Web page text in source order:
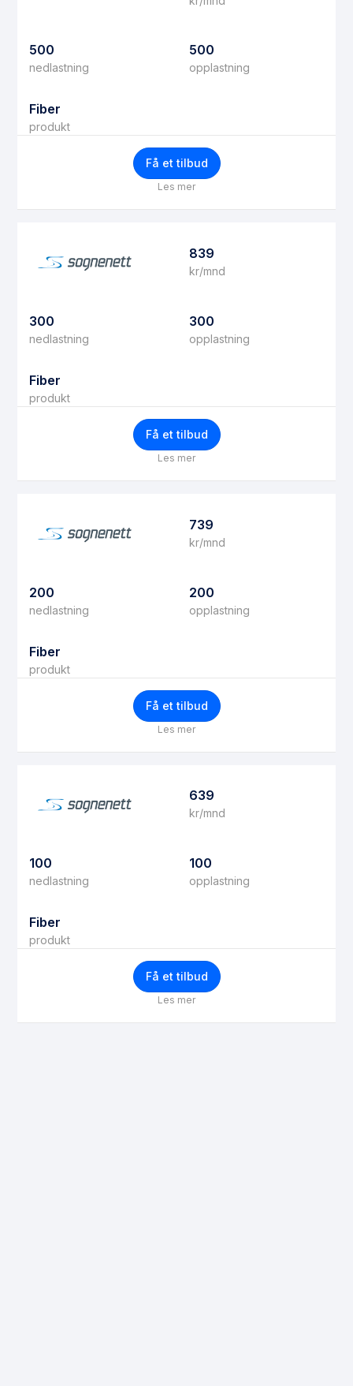
500
nedlastning
500
opplastning
Fiber
produkt
Få et tilbud
Les mer
839
kr/mnd
300
nedlastning
300
opplastning
Fiber
produkt
Få et tilbud
Les mer
739
kr/mnd
200
nedlastning
200
opplastning
Fiber
produkt
Få et tilbud
Les mer
639
kr/mnd
100
nedlastning
100
opplastning
Fiber
produkt
Få et tilbud
Les mer